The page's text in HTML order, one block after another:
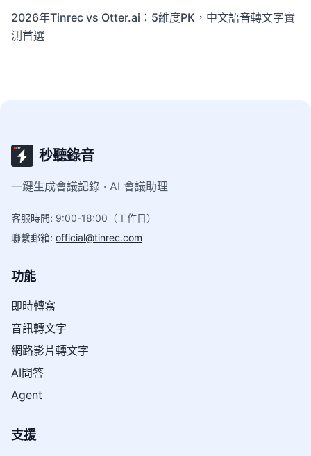
2026年Tinrec vs Otter.ai：5維度PK，中文語音轉文字實
測首選
秒聽錄音
一鍵生成會議記錄 · AI 會議助理
客服時間: 9:00-18:00（工作日）
聯繫郵箱: official@tinrec.com
功能
即時轉寫
音訊轉文字
網路影片轉文字
AI問答
Agent
支援